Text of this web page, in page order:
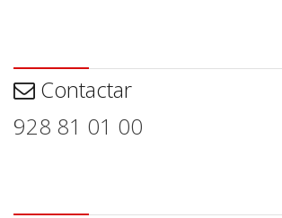
Contactar
928 81 01 00